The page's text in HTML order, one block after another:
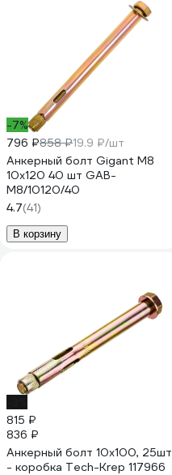
-7%
796 ₽858 ₽19.9 ₽/шт
Анкерный болт Gigant М8
10x120 40 шт GAB-
M8/10120/40
4.7(41)
В корзину
815 ₽
836 ₽
Анкерный болт 10х100, 25шт
- коробка Tech-Krep 117966